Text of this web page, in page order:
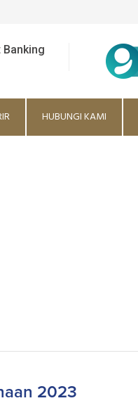
Banking
HUBUNGI KAMI
2023